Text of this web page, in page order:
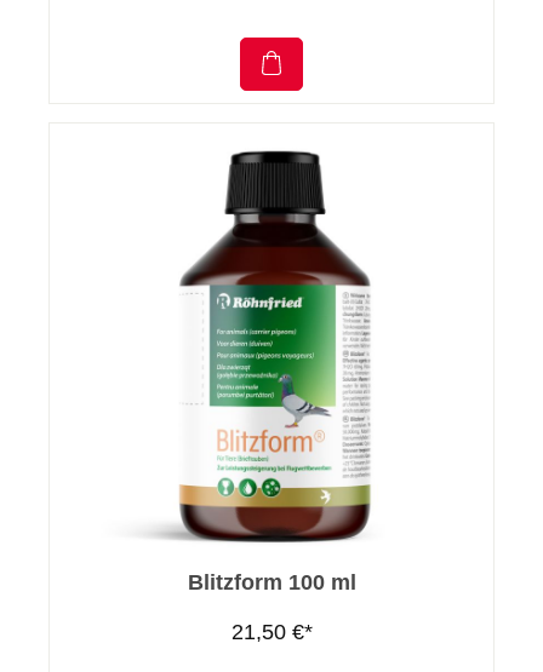
Blitzform 100 ml
21,50 €*